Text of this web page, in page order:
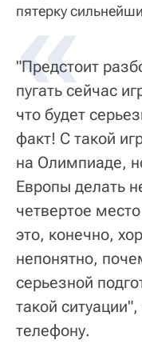
пятерку
"Предстоит
пугать сейчас
что будет
факт! С такой
на Олимпиаде,
Европы делать
четвертое
это, конечно,
непонятно,
серьезной
такой
телефону.